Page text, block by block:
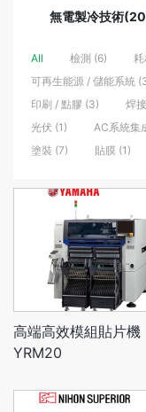
All 檢測 (6)
可再生能源 / 儲能系統
印刷 / 點膠 (3)
焊
光伏 (1)
AC系統集
塗裝 (7)
貼膜 (1)
無電製冷技術
高端高效模組貼片機
YRM20